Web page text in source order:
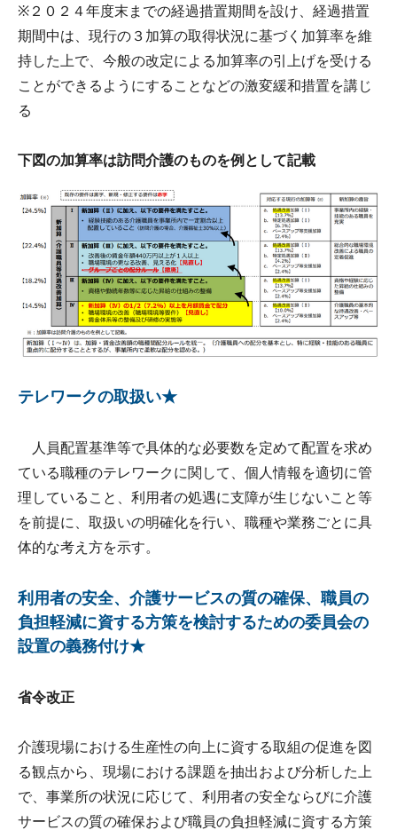
※２０２４年度末までの経過措置期間を設け、経過措置
期間中は、現行の３加算の取得状況に基づく加算率を維
持した上で、今般の改定による加算率の引上げを受ける
ことができるようにすることなどの激変緩和措置を講じ
る
下図の加算率は訪問介護のものを例として記載
テレワークの取扱い★
人員配置基準等で具体的な必要数を定めて配置を求め
ている職種のテレワークに関して、個人情報を適切に管
理していること、利用者の処遇に支障が生じないこと等
を前提に、取扱いの明確化を行い、職種や業務ごとに具
体的な考え方を示す。
利用者の安全、介護サービスの質の確保、職員の
負担軽減に資する方策を検討するための委員会の
設置の義務付け★
省令改正
介護現場における生産性の向上に資する取組の促進を図
る観点から、現場における課題を抽出および分析した上
で、事業所の状況に応じて、利用者の安全ならびに介護
サービスの質の確保および職員の負担軽減に資する方策